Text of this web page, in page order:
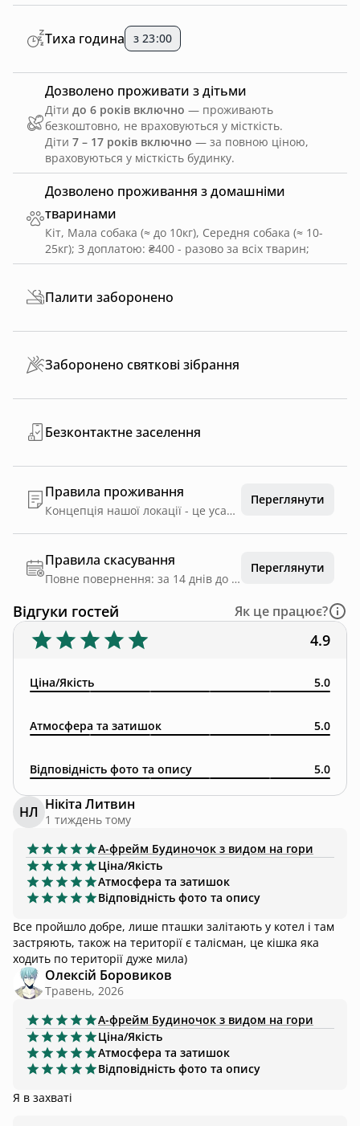
Дозволено проживання з домашніми
тваринами
Кіт, Мала собака (≈ до 10кг), Середня собака (≈ 10-
25кг); З доплатою: ₴400 - разово за всіх тварин;
Дозволено проживати з дітьми
Діти до 6 років включно — проживають
безкоштовно, не враховуються у місткість.
Діти 7 – 17 років включно — за повною ціною,
враховуються у місткість будинку.
Тиха година з 23:00
Палити заборонено
Заборонено святкові зібрання
Безконтактне заселення
Правила проживання
Концепція нашої локації - це усамітнені будиночки під лісом з мангальними зонами, для тихого та спокійного відпочинку! Задля комфорту наших гостей в Dobrede не вітається шумний відпочинок в компаніях. Не можна влаштовувати дівич-вечори, парубочі та подібні вечірки. Під час заїзду необхідно внести страхову заставу в розмірі 1500 грн. Ця оплата приймається банківським переказом. Ви отримаєте внесену суму у день виїзду, після перевірки будиночкі
Переглянути
Правила скасування
Повне повернення: за 14 днів до дати заїзду
Переглянути
Відгуки гостей Як це працює?
4.9
Ціна/Якість 5.0
Атмосфера та затишок 5.0
Відповідність фото та опису 5.0
НЛ Нікіта Литвин
1 тиждень тому
А-фрейм Будиночок з видом на гори
Ціна/Якість
Атмосфера та затишок
Відповідність фото та опису
Все пройшло добре, лише пташки залітають у котел і там
застряють, також на території є талісман, це кішка яка
ходить по території дуже мила)
Олексій Боровиков
Травень, 2026
А-фрейм Будиночок з видом на гори
Ціна/Якість
Атмосфера та затишок
Відповідність фото та опису
Я в захваті